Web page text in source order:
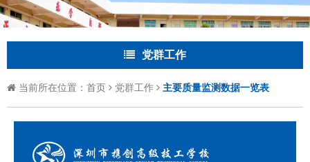
党群工作
当前所在位置： 首页 党群工作 主要质量监测数据一览表